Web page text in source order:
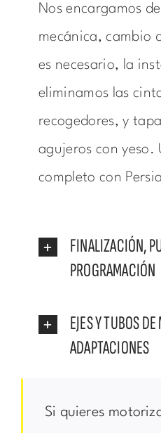
Nos encargamos
mecánica, cambio
es necesario, la
eliminamos las
recogedores, y
agujeros con yeso.
completo con
FINALIZACIÓN,
PROGRAMACIÓN
EJES Y TUBOS
ADAPTACIONES
Si quieres